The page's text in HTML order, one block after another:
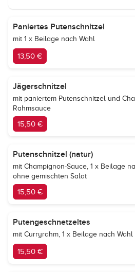
Paniertes Putenschnitzel
mit 1 x Beilage nach Wahl
13,50 €
Jägerschnitzel
mit paniertem Putenschnitzel und
Rahmsauce
15,50 €
Putenschnitzel (natur)
mit Champignon-Sauce, 1 x Beilage
ohne gemischten Salat
15,50 €
Putengeschnetzeltes
mit Curryrahm, 1 x Beilage nach Wahl
15,50 €